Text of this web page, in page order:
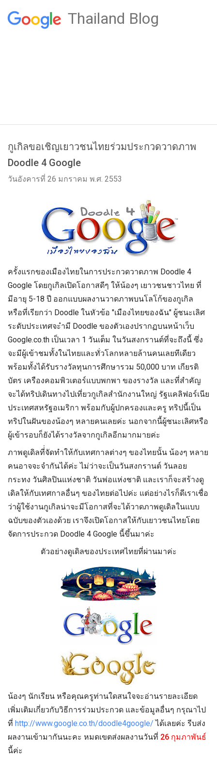
Thailand Blog
กูเกิลขอเชิญเยาวชนไทยร่วมประกวดวาดภาพ
Doodle 4 Google
วันอังคารที่ 26 มกราคม พ.ศ. 2553
ครั้งแรกของเมืองไทยในการประกวดวาดภาพ Doodle 4
Google โดยกูเกิลเปิดโอกาสดีๆ ให้น้องๆ เยาวชนชาวไทย ที่
มีอายุ 5-18 ปี ออกแบบผลงานวาดภาพบนโลโก้ของกูเกิล
หรือที่เรียกว่า Doodle ในหัวข้อ "เมืองไทยของฉัน" ผู้ชนะเลิศ
ระดับประเทศจะำมี Doodle ของตัวเองปรากฏบนหน้าเว็บ
Google.co.th เป็นเวลา 1 วันเต็ม ในวันสงกรานต์ที่จะถึงนี้ ซึ่ง
จะมีผู้เข้าชมทั้งในไทยและทั่วโลกหลายล้านคนเลยทีเดียว
พร้อมทั้งได้รับรางวัลทุนการศึกษารวม 50,000 บาท เกียรติ
บัตร เครืองคอมพิวเตอร์แบบพกพา ของรางวัล และที่สำคัญ
จะได้ทริปเดินทางไปเที่ยวกูเกิลสำนักงานใหญ่ รัฐแคลิฟอร์เนีย
ประเทศสหรัฐอเมริกา พร้อมกับผู้ปกครองและครู ทริปนี้เป็น
ทริปในฝันของน้องๆ หลายคนเลยค่ะ นอกจากนี้ผู้ชนะเลิศหรือ
ผู้เข้ารอบก็ยังได้รางวัลจากกูเกิลอีกมากมายค่ะ
ภาพดูเดิลที่่จัดทำให้กับเทศกาลต่างๆ ของไทยนั้น น้องๆ หลาย
คนอาจจะจำกันได้ค่ะ ไม่ว่าจะเป็นวันสงกรานต์ วันลอย
กระทง วันศิลปินแห่งชาติ วันพ่อแห่งชาติ และเราก็จะสร้างดู
เดิลให้กับเทศกาลอื่นๆ ของไทยต่อไปค่ะ แต่อย่างไรก็ดีเราเชื่อ
ว่าผู้ใช้งานกูเกิลน่าจะมีโอกาสที่จะได้วาดภาพดูเดิลในแบบ
ฉบับของตัวเองด้วย เราจึงเปิดโอกาสให้กับเยาวชนไทยโดย
จัดการประกวด Doodle 4 Google นี้ขึ้นมาค่ะ
ตัวอย่างดูเดิลของประเทศไทยที่ผ่านมาค่ะ
น้องๆ นักเรียน หรือคุณครูท่านใดสนใจจะอ่านรายละเอียด
เพิ่มเติมเกี่ยวกับวิธีการร่วมประกวด และข้อมูลอื่นๆ กรุณาไป
ที่ http://www.google.co.th/doodle4google/ ได้เลยค่ะ รีบส่ง
ผลงานเข้ามากันนะคะ หมดเขตส่งผลงานวันที่ 26 กุมภาพันธ์
นี้ค่ะ